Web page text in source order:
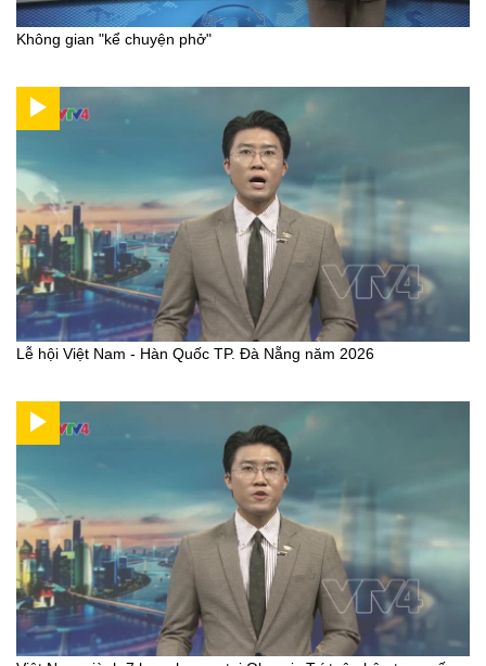
Không gian "kể chuyện phở"
Lễ hội Việt Nam - Hàn Quốc TP. Đà Nẵng năm 2026